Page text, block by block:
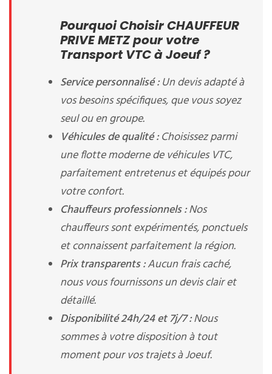
Pourquoi Choisir CHAUFFEUR
PRIVE METZ pour votre
Transport VTC à Joeuf ?
Service personnalisé :Un devis adapté à
vos besoins spécifiques, que vous soyez
seul ou en groupe.
Véhicules de qualité :Choisissez parmi
une flotte moderne de véhicules VTC,
parfaitement entretenus et équipés pour
votre confort.
Chauffeurs professionnels :Nos
chauffeurs sont expérimentés, ponctuels
et connaissent parfaitement la région.
Prix transparents :Aucun frais caché,
nous vous fournissons un devis clair et
détaillé.
Disponibilité 24h/24 et 7j/7 :Nous
sommes à votre disposition à tout
moment pour vos trajets à Joeuf.